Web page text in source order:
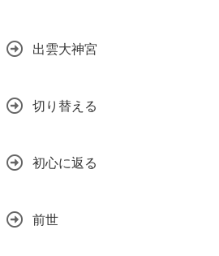
出雲大神宮
切り替える
初心に返る
前世